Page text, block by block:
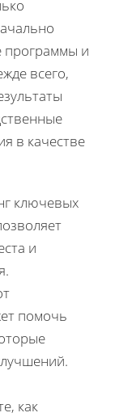
программы и
всего,
в качестве
ключевых
и
помочь
как